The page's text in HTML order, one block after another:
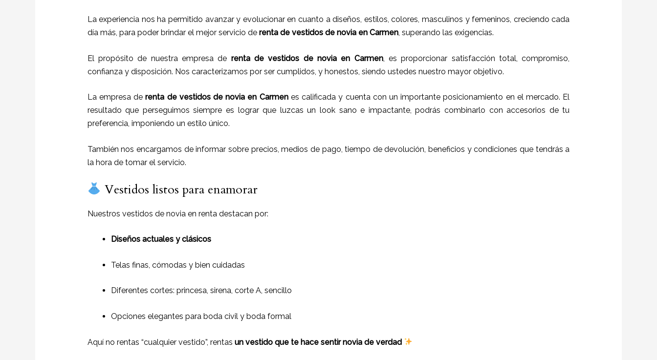
La experiencia nos ha permitido avanzar y evolucionar en cuanto a diseños, estilos, colores, masculinos y femeninos, creciendo cada
día más, para poder brindar el mejor servicio de renta de vestidos de novia en Carmen, superando las exigencias.
El propósito de nuestra empresa de renta de vestidos de novia en Carmen, es proporcionar satisfacción total, compromiso,
confianza y disposición. Nos caracterizamos por ser cumplidos, y honestos, siendo ustedes nuestro mayor objetivo.
La empresa derenta de vestidos de novia en Carmen es calificada y cuenta con un importante posicionamiento en el mercado. El
resultado que perseguimos siempre es lograr que luzcas un look sano e impactante, podrás combinarlo con accesorios de tu
preferencia, imponiendo un estilo único.
También nos encargamos de informar sobre precios, medios de pago, tiempo de devolución, beneficios y condiciones que tendrás a
la hora de tomar el servicio.
Vestidos listos para enamorar
Nuestros vestidos de novia en renta destacan por:
Diseños actuales y clásicos
Telas finas, cómodas y bien cuidadas
Diferentes cortes: princesa, sirena, corte A, sencillo
Opciones elegantes para boda civil y boda formal
Aquí no rentas “cualquier vestido”, rentas un vestido que te hace sentir novia de verdad